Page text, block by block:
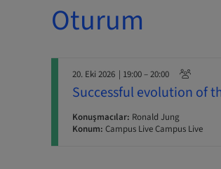
Oturum
20. Eki 2026 | 19:00 – 20:00
Successful evolution of
Konuşmacılar: Ronald Jung
Konum: Campus Live Campus Live